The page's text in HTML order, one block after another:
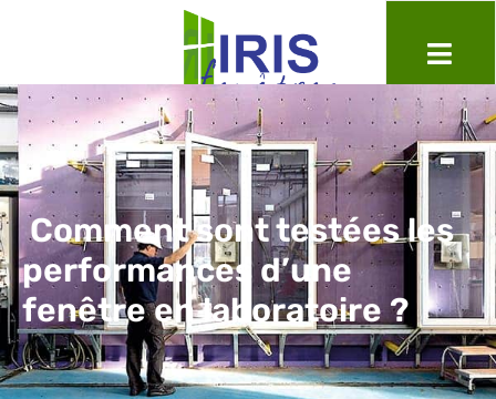
Comment sont testées les
performances d’une
fenêtre en laboratoire ?